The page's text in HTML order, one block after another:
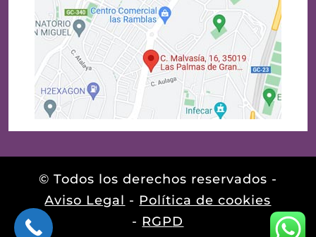
© Todos los derechos reservados -
Aviso Legal - Política de cookies
- RGPD